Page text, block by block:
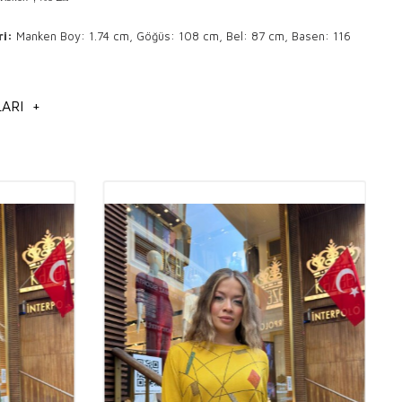
Manken Boy: 1.74 cm, Göğüs: 108 cm, Bel: 87 cm, Basen: 116
ve 30° sıcaklıkta yıkama yapılır .
kazak modelleri,
triko kazak modelleri,
modelleri,
kazak modelleri,
hakkında detaylı bilgi almak için bizimle iletişime
ücretleri dahil değildir, kdv dahil değildir.
+